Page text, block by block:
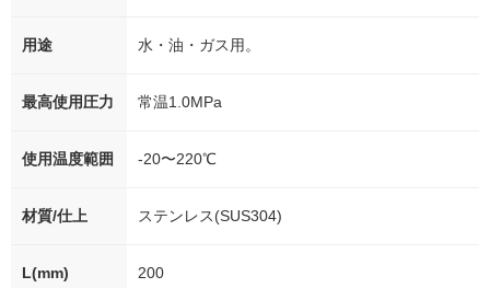
用途 水・油・ガス用。
最高使用圧力 常温1.0MPa
使用温度範囲 -20〜220℃
材質/仕上 ステンレス(SUS304)
L(mm) 200